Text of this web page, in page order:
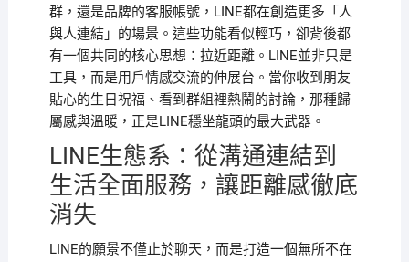
群，還是品牌的客服帳號，LINE都在創造更多「人
與人連結」的場景。這些功能看似輕巧，卻背後都
有一個共同的核心思想：拉近距離。LINE並非只是
工具，而是用戶情感交流的伸展台。當你收到朋友
貼心的生日祝福、看到群組裡熱鬧的討論，那種歸
屬感與溫暖，正是LINE穩坐龍頭的最大武器。
LINE生態系：從溝通連結到
生活全面服務，讓距離感徹底
消失
LINE的願景不僅止於聊天，而是打造一個無所不在